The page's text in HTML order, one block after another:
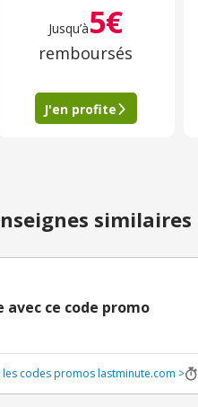
Jusqu’à5€
remboursés
J'en profite
similaires
avec ce code promo
les codes promos lastminute.com >